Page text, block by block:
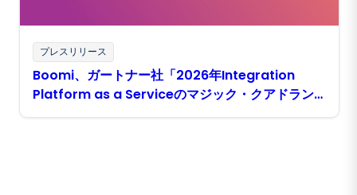
プレスリリース
Boomi、ガートナー社「2026年Integration
Platform as a Serviceのマジック・クアドラン
ト」で実行能力において最上位の位置づけとして、